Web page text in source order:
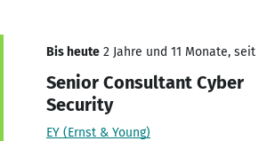
Bis heute 2 Jahre und 11 Monate, seit
Senior Consultant Cyber
Security
EY (Ernst & Young)